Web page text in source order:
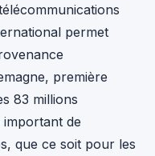
permet
première
83 millions
important de
que ce soit pour les